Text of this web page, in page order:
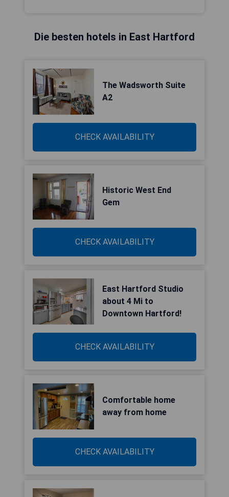
Die besten hotels in East Hartford
The Wadsworth Suite
A2
CHECK AVAILABILITY
Historic West End
Gem
CHECK AVAILABILITY
East Hartford Studio
about 4 Mi to
Downtown Hartford!
CHECK AVAILABILITY
Comfortable home
away from home
CHECK AVAILABILITY